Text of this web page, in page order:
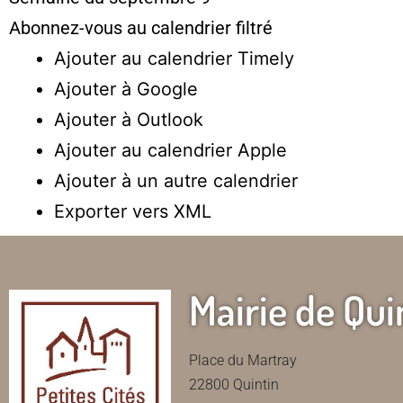
Abonnez-vous au calendrier filtré
Ajouter au calendrier Timely
Ajouter à Google
Ajouter à Outlook
Ajouter au calendrier Apple
Ajouter à un autre calendrier
Exporter vers XML
Mairie de
Place du Martray
22800 Quintin